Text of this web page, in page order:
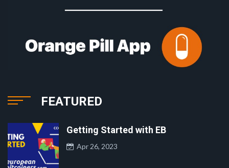
FEATURED
Getting Started with EB
Apr 26, 2023